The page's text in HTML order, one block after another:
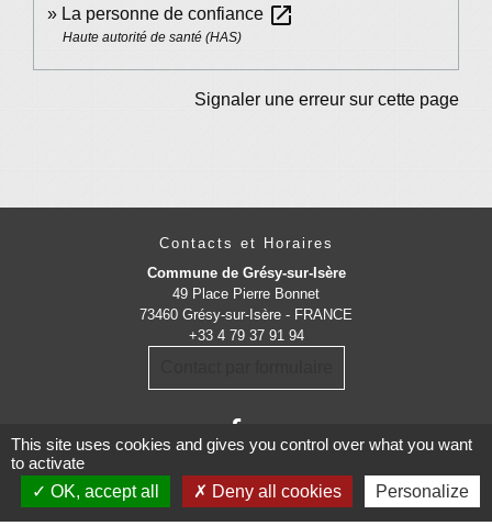
La personne de confiance open_in_new
Haute autorité de santé (HAS)
Signaler une erreur sur cette page
Contacts et Horaires
Commune de Grésy-sur-Isère
49 Place Pierre Bonnet
73460 Grésy-sur-Isère - FRANCE
+33 4 79 37 91 94
This site uses cookies and gives you control over what you want
to activate
OK, accept all
Deny all cookies Personalize